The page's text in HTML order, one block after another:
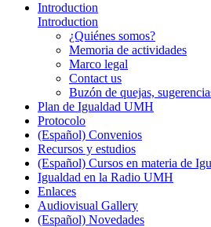
Introduction
Introduction
¿Quiénes somos?
Memoria de actividades
Marco legal
Contact us
Buzón de quejas,
Plan de Igualdad UMH
Protocolo
(Español) Convenios
Recursos y estudios
(Español) Cursos en materia de
Igualdad en la Radio UMH
Enlaces
Audiovisual Gallery
(Español) Novedades